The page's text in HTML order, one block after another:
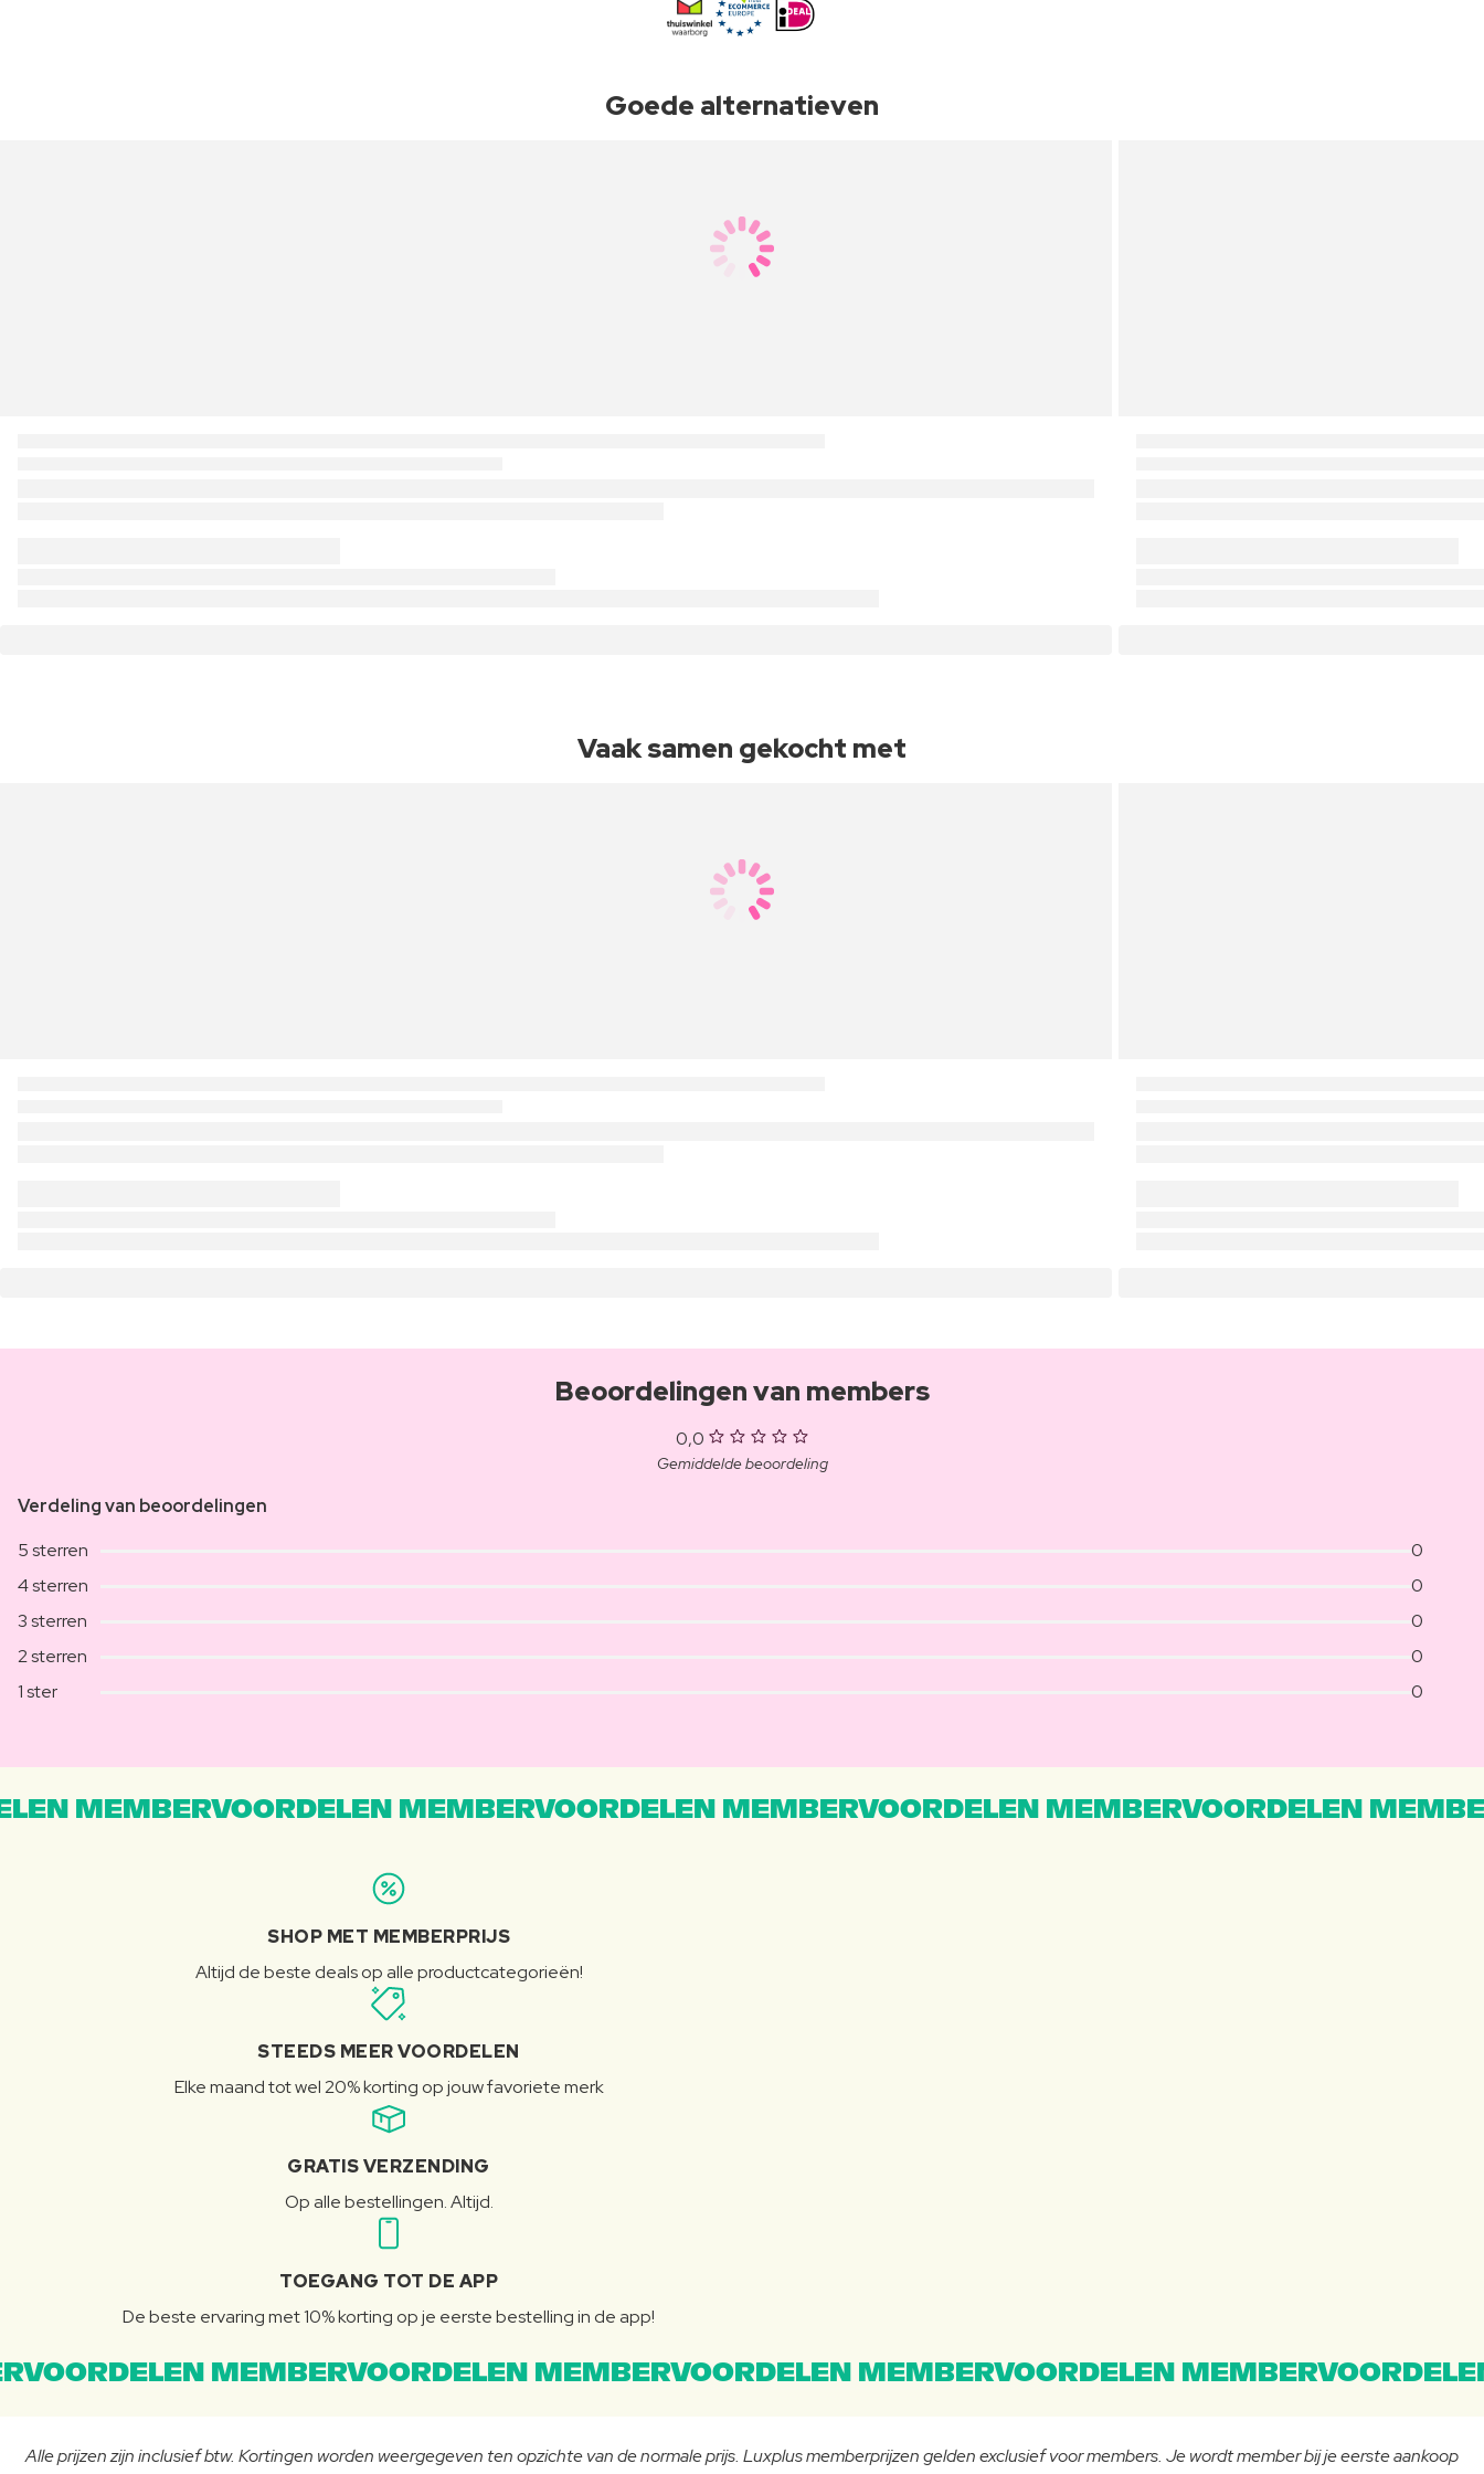
Goede alternatieven
Vaak samen gekocht met
Beoordelingen van members
0,0
Gemiddelde beoordeling
Verdeling van beoordelingen
5 sterren
0
4 sterren
0
3 sterren
0
2 sterren
0
1 ster
0
MEMBERVOORDELEN MEMBERVOORDELEN MEMBERVOORDELEN MEMBERVOORDELEN
SHOP MET MEMBERPRIJS
Altijd de beste deals op alle productcategorieën!
STEEDS MEER VOORDELEN
Elke maand tot wel 20% korting op jouw favoriete merk
GRATIS VERZENDING
Op alle bestellingen. Altijd.
TOEGANG TOT DE APP
De beste ervaring met 10% korting op je eerste bestelling in de app!
MEMBERVOORDELEN MEMBERVOORDELEN MEMBERVOORDELEN
Alle prijzen zijn inclusief btw. Kortingen worden weergegeven ten opzichte van de normale prijs. Luxplus memberprijzen gelden exclusief voor members. Je wordt member bij je eerste aankoop